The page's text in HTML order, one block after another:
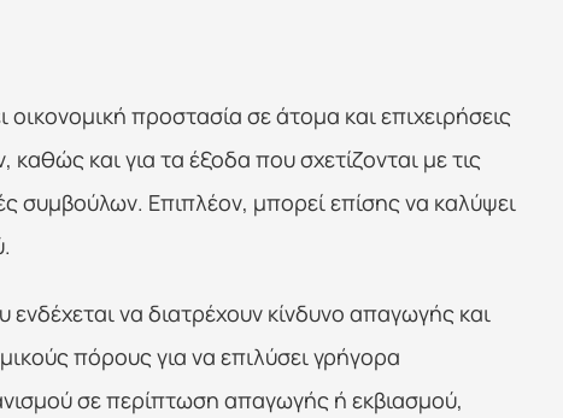
προστασία σε άτομα και επιχειρήσεις
και για τα έξοδα που σχετίζονται με τις
συμβούλων. Επιπλέον, μπορεί επίσης να καλύψει
να διατρέχουν κίνδυνο απαγωγής και
πόρους για να επιλύσει γρήγορα
σε περίπτωση απαγωγής ή εκβιασμού,